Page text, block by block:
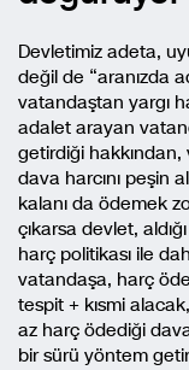
Devletimiz adeta,
değil de “aranızda
vatandaştan yargı
adalet arayan
getirdiği hakkından,
dava harcını peşin
kalanı da ödemek
çıkarsa devlet,
harç politikası ile
vatandaşa, harç
tespit + kısmi
az harç ödediği
bir sürü yöntem